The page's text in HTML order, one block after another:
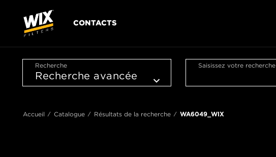
CONTACTS
Recherche Saisissez votre recherche
Accueil Catalogue Résultats de la recherche WA6049_WIX